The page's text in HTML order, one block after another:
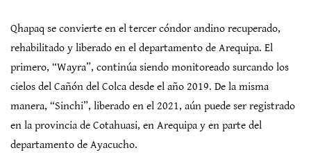
Qhapaq se convierte en el tercer cóndor andino recuperado,
rehabilitado y liberado en el departamento de Arequipa. El
primero, “Wayra”, continúa siendo monitoreado surcando los
cielos del Cañón del Colca desde el año 2019. De la misma
manera, “Sinchi”, liberado en el 2021, aún puede ser registrado
en la provincia de Cotahuasi, en Arequipa y en parte del
departamento de Ayacucho.